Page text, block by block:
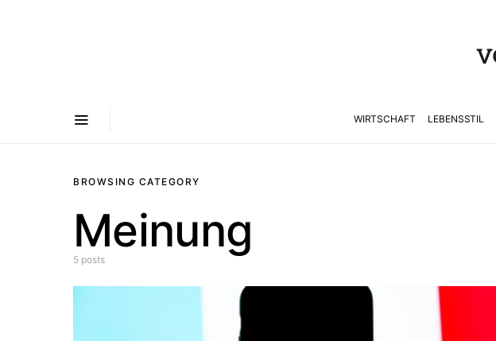
WIRTSCHAFT LEBENSSTIL
BROWSING CATEGORY
Meinung
5 posts